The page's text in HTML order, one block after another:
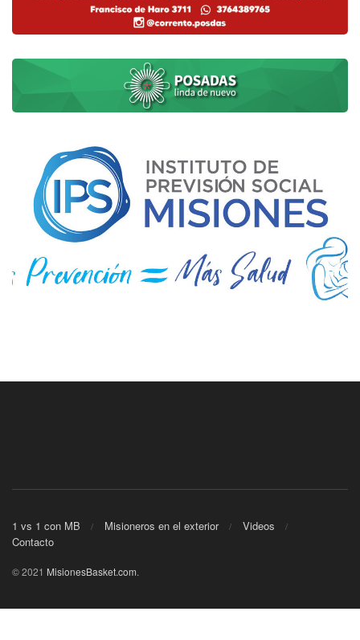
1 vs 1 con MB Misioneros en el exterior
Videos
Contacto
© 2021 MisionesBasket.com.